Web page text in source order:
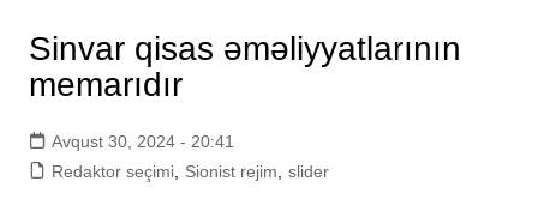
Sinvar qisas əməliyyatlarının
memarıdır
Avqust 30, 2024 - 20:41
Redaktor seçimi, Sionist rejim slider